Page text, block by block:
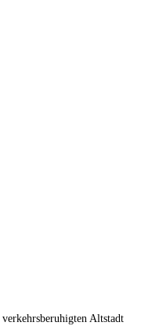
Altstadt